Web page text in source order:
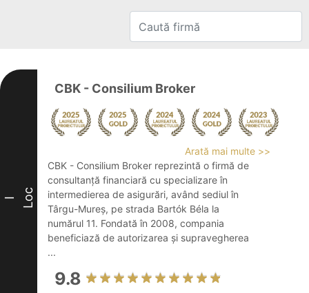
I Loc
CBK - Consilium Broker
Arată mai multe >>
CBK - Consilium Broker reprezintă o firmă de
consultanță financiară cu specializare în
intermedierea de asigurări, având sediul în
Târgu-Mureș, pe strada Bartók Béla la
numărul 11. Fondată în 2008, compania
beneficiază de autorizarea și supravegherea
...
9.8